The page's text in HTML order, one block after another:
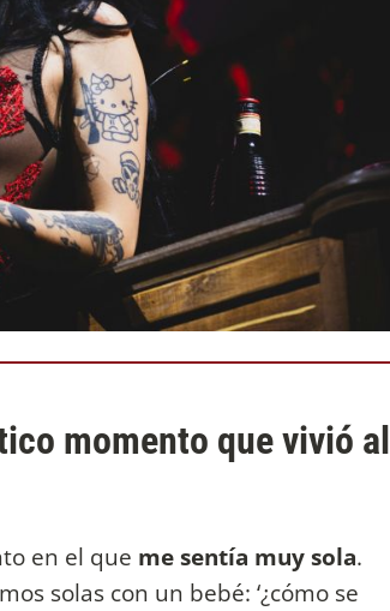
momento que vivió al
en el que me sentía muy sola.
solas con un bebé: ‘¿cómo se